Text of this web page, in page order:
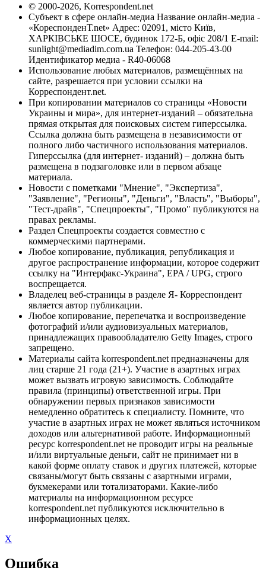
© 2000-2026, Korrespondent.net
Субъект в сфере онлайн-медиа Название онлайн-медиа -
«КореспонденТ.net» Адрес: 02091, місто Київ,
ХАРКІВСЬКЕ ШОСЕ, будинок 172-Б, офіс 208/1 E-mail:
sunlight@mediadim.com.ua Телефон: 044-205-43-00
Идентификатор медиа - R40-06068
Использование любых материалов, размещённых на
сайте, разрешается при условии ссылки на
Корреспондент.net.
При копировании материалов со страницы «Новости
Украины и мира», для интернет-изданий – обязательна
прямая открытая для поисковых систем гиперссылка.
Ссылка должна быть размещена в независимости от
полного либо частичного использования материалов.
Гиперссылка (для интернет- изданий) – должна быть
размещена в подзаголовке или в первом абзаце
материала.
Новости с пометками "Мнение", "Экспертиза",
"Заявление", "Регионы", "Деньги", "Власть", "Выборы",
"Тест-драйв", "Спецпроекты", "Промо" публикуются на
правах рекламы.
Раздел Спецпроекты создается совместно с
коммерческими партнерами.
Любое копирование, публикация, републикация и
другое распространение информации, которое содержит
ссылку на "Интерфакс-Украина", EPA / UPG, строго
воспрещается.
Владелец веб-страницы в разделе Я- Корреспондент
является автор публикации.
Любое копирование, перепечатка и воспроизведение
фотографий и/или аудиовизуальных материалов,
принадлежащих правообладателю Getty Images, строго
запрещено.
Материалы сайта korrespondent.net предназначены для
лиц старше 21 года (21+). Участие в азартных играх
может вызвать игровую зависимость. Соблюдайте
правила (принципы) ответственной игры. При
обнаружении первых признаков зависимости
немедленно обратитесь к специалисту. Помните, что
участие в азартных играх не может являться источником
доходов или альтернативой работе. Информационный
ресурс korrespondent.net не проводит игры на реальные
и/или виртуальные деньги, сайт не принимает ни в
какой форме оплату ставок и других платежей, которые
связаны/могут быть связаны с азартными играми,
букмекерами или тотализаторами. Какие-либо
материалы на информационном ресурсе
korrespondent.net публикуются исключительно в
информационных целях.
X
Ошибка